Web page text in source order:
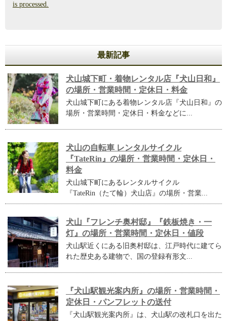
is processed.
最新記事
犬山城下町・着物レンタル店『犬山日和』
の場所・営業時間・定休日・料金
犬山城下町にある着物レンタル店『犬山日和』の
場所・営業時間・定休日・料金などに...
犬山の自転車 レンタルサイクル
『TateRin』の場所・営業時間・定休日・
料金
犬山城下町にあるレンタルサイクル
『TateRin（たて輪）犬山店』の場所・営業...
犬山『フレンチ奥村邸』『鉄板焼き・一
灯』の場所・営業時間・定休日・値段
犬山駅近くにある旧奥村邸は、江戸時代に建てら
れた歴史ある建物で、国の登録有形文...
『犬山駅観光案内所』の場所・営業時間・
定休日・パンフレットの送付
『犬山駅観光案内所』は、犬山駅の改札口を出た